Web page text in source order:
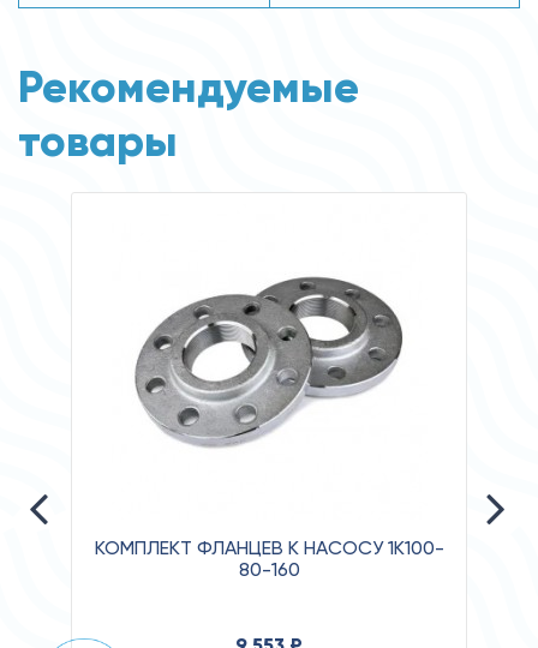
Рекомендуемые
товары
КОМПЛЕКТ ФЛАНЦЕВ К НАСОСУ 1К100-
80-160